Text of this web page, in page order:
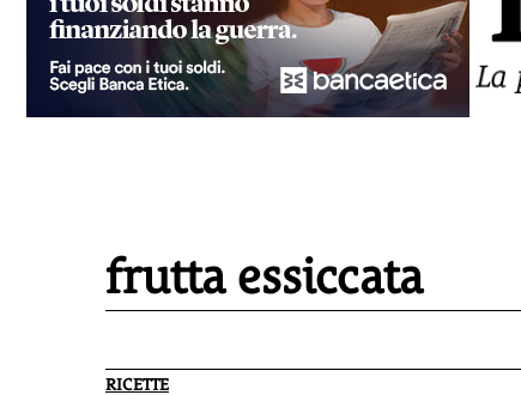
frutta essiccata
RICETTE